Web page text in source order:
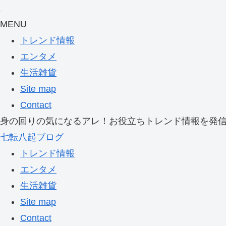
MENU
トレンド情報
エンタメ
生活雑貨
Site map
Contact
身の回りの気になるアレ！お役立ちトレンド情報を発
七転八起ブログ
トレンド情報
エンタメ
生活雑貨
Site map
Contact